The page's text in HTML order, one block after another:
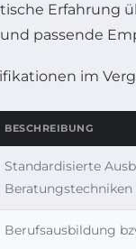
Erfahrung
passende
im
BESCHREIBUNG
Standardisierte
Beratungstechniken
Berufsausbildung